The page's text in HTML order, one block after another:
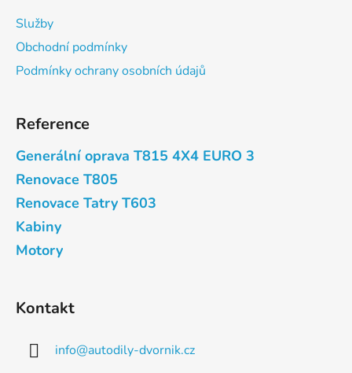
Služby
Obchodní podmínky
Podmínky ochrany osobních údajů
Reference
Generální oprava T815 4X4 EURO 3
Renovace T805
Renovace Tatry T603
Kabiny
Motory
Kontakt
info@autodily-dvornik.cz